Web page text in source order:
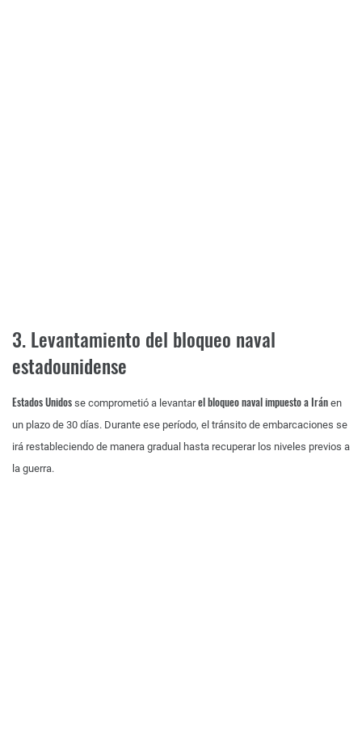
3. Levantamiento del bloqueo naval
estadounidense
Estados Unidos se comprometió a levantarel bloqueo naval impuesto a Irán en
un plazo de 30 días. Durante ese período, el tránsito de embarcaciones se
irá restableciendo de manera gradual hasta recuperar los niveles previos a
la guerra.